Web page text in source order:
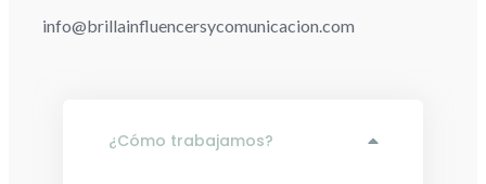
info@brillainfluencersycomunicacion.com
¿Cómo trabajamos?